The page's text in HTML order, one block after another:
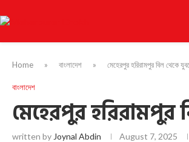
Home » বাংলাদেশ » মেহেরপুর হরিরামপুর বিল থেকে
বাংলাদেশ
মেহেরপুর
written by Joynal Abdin August 7, 2025